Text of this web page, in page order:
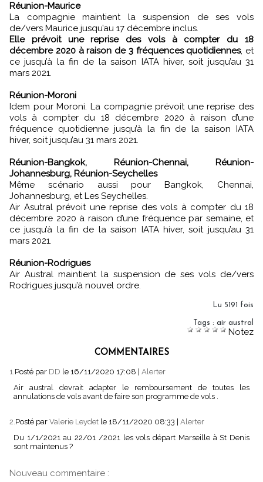
Réunion-Maurice
La compagnie maintient la suspension de ses vols
de/vers Maurice jusqu’au 17 décembre inclus.
Elle prévoit une reprise des vols à compter du 18
décembre 2020 à raison de 3 fréquences quotidiennes, et
ce jusqu’à la fin de la saison IATA hiver, soit jusqu’au 31
mars 2021.
Réunion-Moroni
Idem pour Moroni. La compagnie prévoit une reprise des
vols à compter du 18 décembre 2020 à raison d’une
fréquence quotidienne jusqu’à la fin de la saison IATA
hiver, soit jusqu’au 31 mars 2021.
Réunion-Bangkok, Réunion-Chennai, Réunion-
Johannesburg, Réunion-Seychelles
Même scénario aussi pour Bangkok, Chennai,
Johannesburg, et Les Seychelles.
Air Asutral prévoit une reprise des vols à compter du 18
décembre 2020 à raison d’une fréquence par semaine, et
ce jusqu’à la fin de la saison IATA hiver, soit jusqu’au 31
mars 2021.
Réunion-Rodrigues
Air Austral maintient la suspension de ses vols de/vers
Rodrigues jusqu’à nouvel ordre.
Lu 5191 fois
Tags : air austral
Notez
COMMENTAIRES
1.Posté par DD le 16/11/2020 17:08
Alerter
Air austral devrait adapter le remboursement de toutes les
annulations de vols avant de faire son programme de vols .
2.Posté par Valerie Leydet le 18/11/2020 08:33
Alerter
Du 1/1/2021 au 22/01 /2021 les vols départ Marseille à St Denis
sont maintenus ?
Nouveau commentaire :